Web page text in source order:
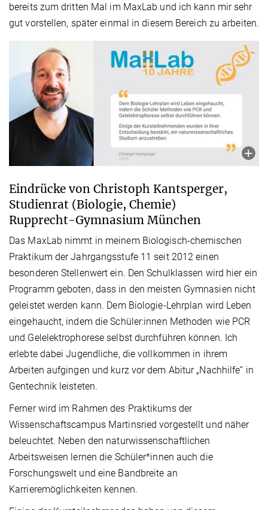
bereits zum dritten Mal im MaxLab und ich kann mir sehr
gut vorstellen, später einmal in diesem Bereich zu arbeiten.
Eindrücke von Christoph Kantsperger,
Studienrat (Biologie, Chemie)
Rupprecht-Gymnasium München
Das MaxLab nimmt in meinem Biologisch-chemischen
Praktikum der Jahrgangsstufe 11 seit 2012 einen
besonderen Stellenwert ein. Den Schulklassen wird hier ein
Programm geboten, dass in den meisten Gymnasien nicht
geleistet werden kann. Dem Biologie-Lehrplan wird Leben
eingehaucht, indem die Schüler:innen Methoden wie PCR
und Gelelektrophorese selbst durchführen können. Ich
erlebte dabei Jugendliche, die vollkommen in ihrem
Arbeiten aufgingen und kurz vor dem Abitur „Nachhilfe“ in
Gentechnik leisteten.
Ferner wird im Rahmen des Praktikums der
Wissenschaftscampus Martinsried vorgestellt und näher
beleuchtet. Neben den naturwissenschaftlichen
Arbeitsweisen lernen die Schüler*innen auch die
Forschungswelt und eine Bandbreite an
Karrieremöglichkeiten kennen.